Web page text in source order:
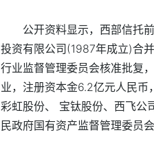
公开资料显示，西部信托
投资有限公司(1987年成立)合
行业监督管理委员会核准批复
业，注册资本金6.2亿元人民币
彩虹股份、 宝钛股份、西飞公
民政府国有资产监督管理委员会